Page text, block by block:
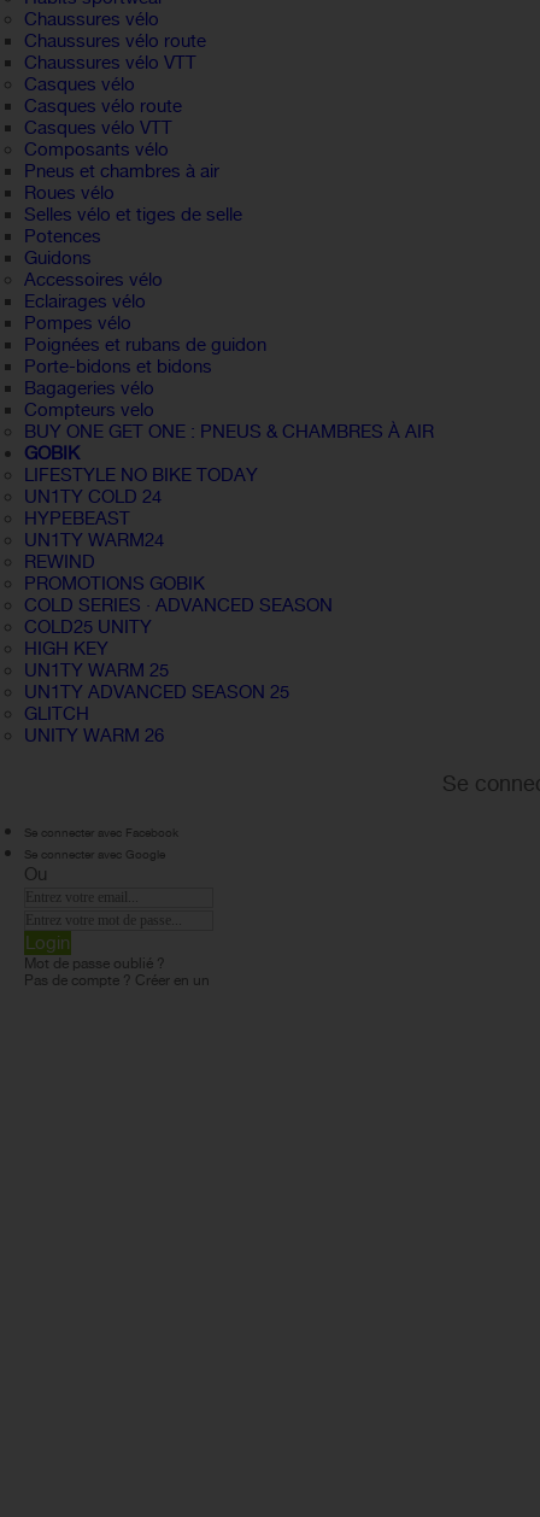
Chaussures vélo
Chaussures vélo route
Chaussures vélo VTT
Casques vélo
Casques vélo route
Casques vélo VTT
Composants vélo
Pneus et chambres à air
Roues vélo
Selles vélo et tiges de selle
Potences
Guidons
Accessoires vélo
Eclairages vélo
Pompes vélo
Poignées et rubans de guidon
Porte-bidons et bidons
Bagageries vélo
Compteurs velo
BUY ONE GET ONE : PNEUS & CHAMBRES À AIR
GOBIK
LIFESTYLE NO BIKE TODAY
UN1TY COLD 24
HYPEBEAST
UN1TY WARM24
REWIND
PROMOTIONS GOBIK
COLD SERIES · ADVANCED SEASON
COLD25 UNITY
HIGH KEY
UN1TY WARM 25
UN1TY ADVANCED SEASON 25
GLITCH
UNITY WARM 26
Se
Se connecter avec Facebook
Se connecter avec Google
Ou
Login
Mot de passe oublié ?
Pas de compte ? Créer en un